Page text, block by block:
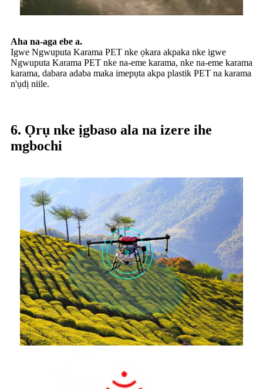
Aha na-aga ebe a.
Igwe Ngwuputa Karama PET nke ọkara akpaka nke igwe
Ngwuputa Karama PET nke na-eme karama, nke na-eme karama
karama, dabara adaba maka imepụta akpa plastik PET na karama
n'ụdị niile.
6. Ọrụ nke ịgbaso ala na izere ihe
mgbochi